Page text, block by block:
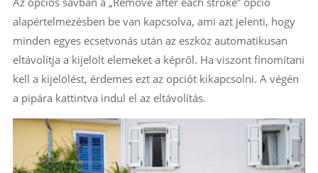
alapértelmezésben be van kapcsolva, ami azt jelenti, hogy
minden egyes ecsetvonás után az eszköz automatikusan
eltávolítja a kijelölt elemeket a képről. Ha viszont finomítani
kell a kijelölést, érdemes ezt az opciót kikapcsolni. A végén
a pipára kattintva indul el az eltávolítás.